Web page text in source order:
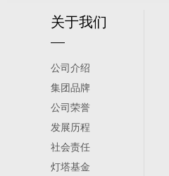
关于我们
公司介绍
集团品牌
公司荣誉
发展历程
社会责任
灯塔基金